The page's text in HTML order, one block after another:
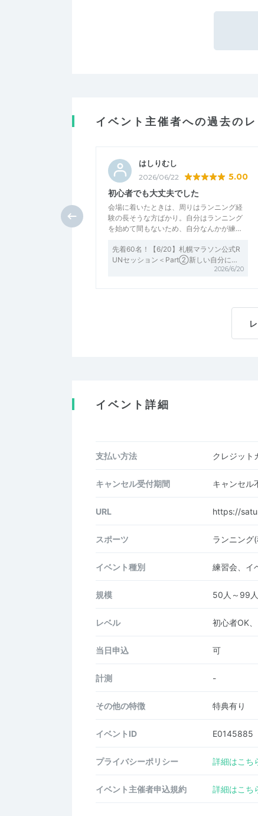
イベント主催者への過去の
はしりむし
2026/06/22 5.00
初心者でも大丈夫でした
会場に着いたときは、周りはランニング経
験の長そうな方ばかり。自分はランニング
を始めて間もないため、自分なんかが練…
先着60名！【6/20】札幌マラソン公式R
UNセッション＜Part②新しい自分に…
2026/6/20
イベント詳細
支払い方法 クレジット
キャンセル受付期間 キャンセル
URL https://
スポーツ ランニング
イベント種別 練習会、イ
規模 50人～99人
レベル 初心者OK
当日申込 可
計測 -
その他の特徴 特典有り
イベントID E0145885
プライバシーポリシー 詳細はこち
イベント主催者申込規約 詳細はこち